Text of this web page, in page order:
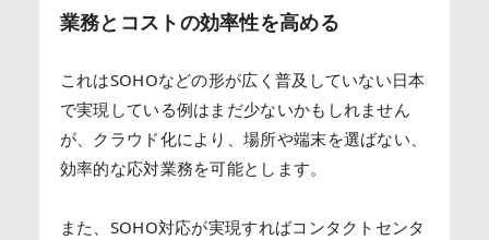
業務とコストの効率性を高める
これはSOHOなどの形が広く普及していない日本
で実現している例はまだ少ないかもしれません
が、クラウド化により、場所や端末を選ばない、
効率的な応対業務を可能とします。
また、SOHO対応が実現すればコンタクトセンタ